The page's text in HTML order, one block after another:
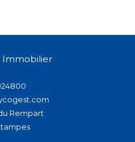
Immobilier
Rempart
étampes